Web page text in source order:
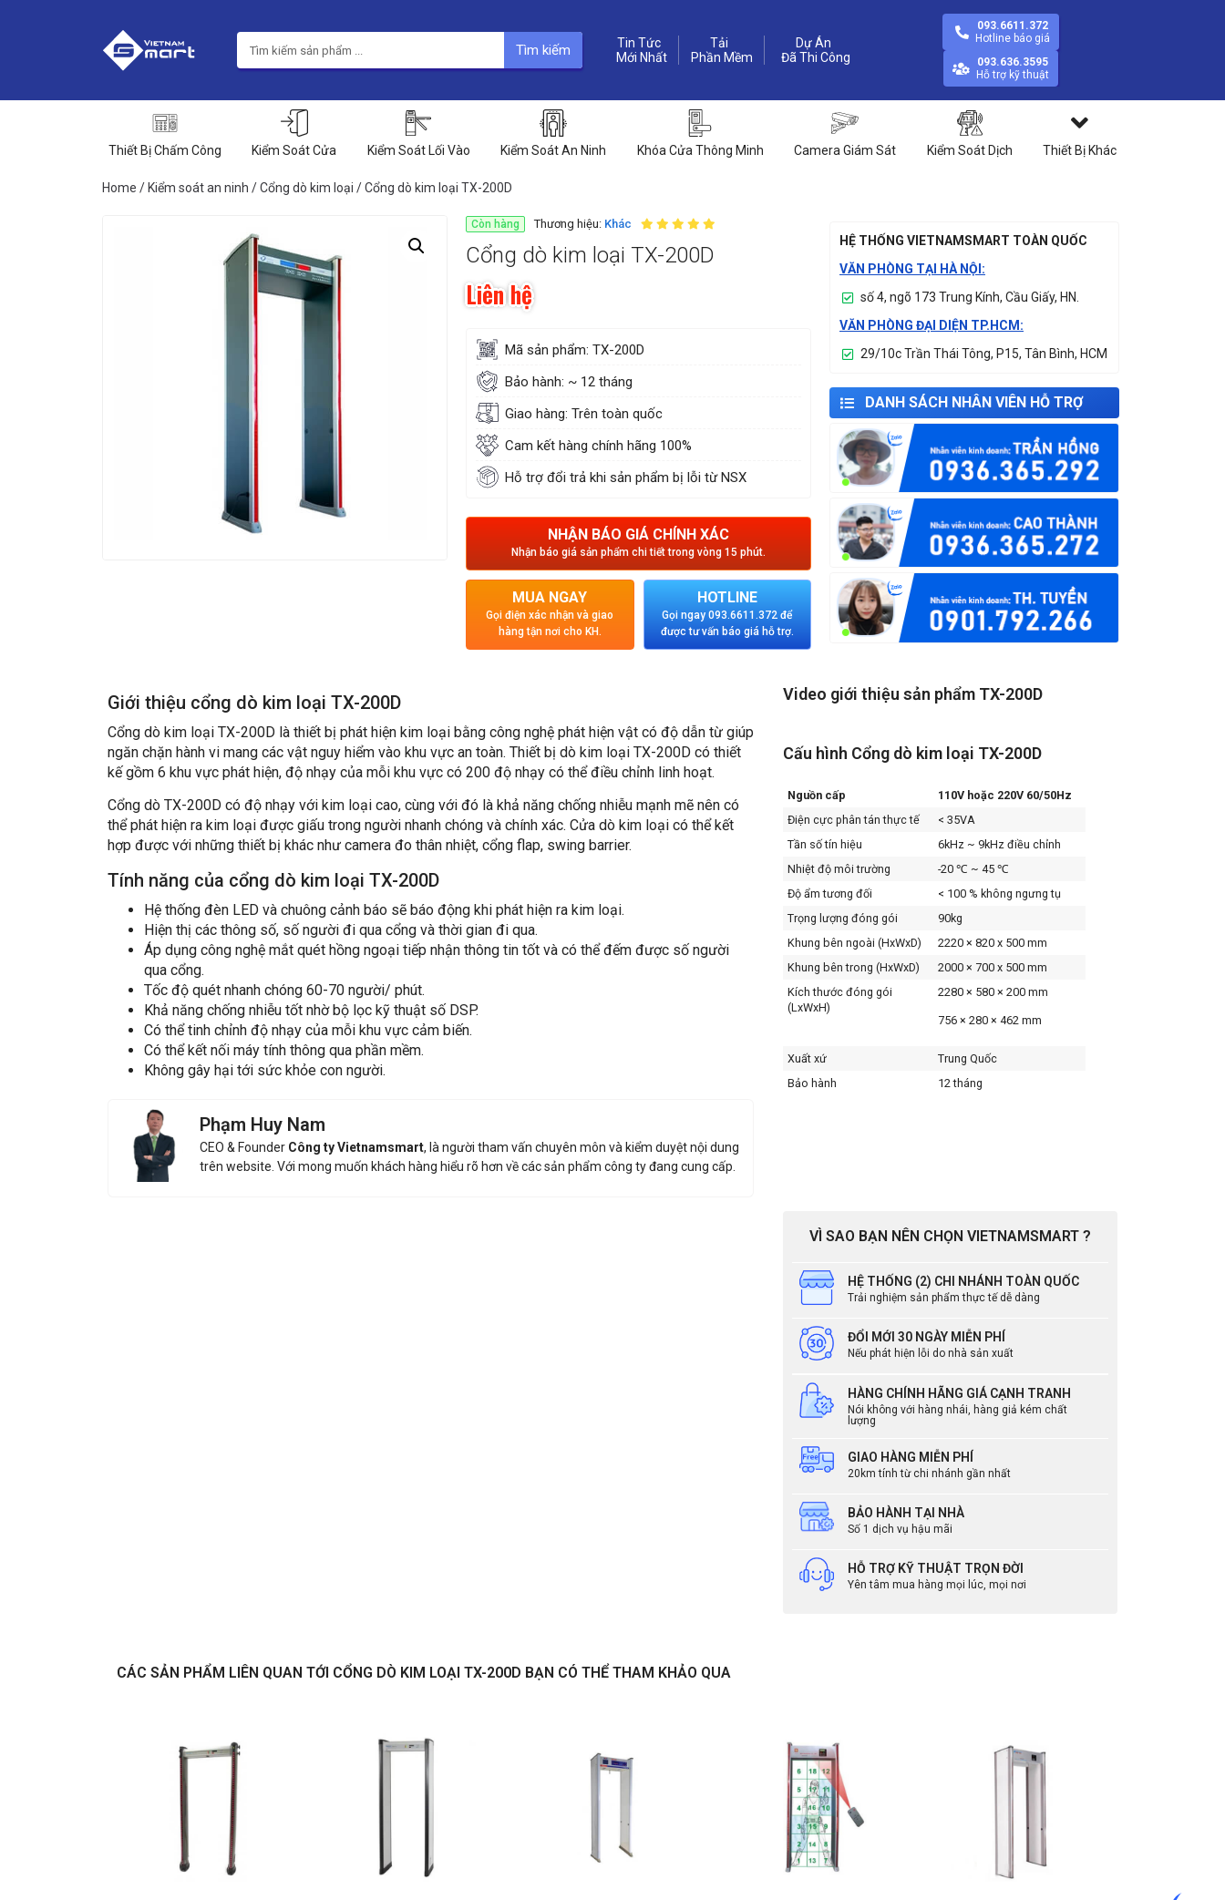
Tìm kiếm
Tin Tức
Phần Mềm
Dự Án
093.6611.372
Hotline báo giá
093.636.3595
Hỗ trợ kỹ thuật
Thiết Bị Chấm Công Kiểm Soát Cửa Kiểm Soát Lối Vào Kiểm Soát An Ninh Khóa Cửa Thông Minh Camera Giám Sát Kiểm Soát Dịch Thiết Bị Khác
Home / Kiểm soát an ninh /Cổng dò kim loại / Cổng dò kim loại TX-200D
Còn hàng Thương hiệu: Khác
Cổng dò kim loại TX-200D
Liên hệ
Mã sản phẩm: TX-200D
Bảo hành: ~ 12 tháng
Giao hàng: Trên toàn quốc
Cam kết hàng chính hãng 100%
Hỗ trợ đổi trả khi sản phẩm bị lỗi từ NSX
NHẬN BÁO GIÁ CHÍNH XÁC
Nhận báo giá sản phẩm chi tiết trong vòng 15 phút.
MUA NGAY
Gọi điện xác nhận và giao
hàng tận nơi cho KH.
HOTLINE
Gọi ngay 093.6611.372 để
được tư vấn báo giá hỗ trợ.
HỆ THỐNG VIETNAMSMART TOÀN QUỐC
VĂN PHÒNG TẠI HÀ NỘI:
số 4, ngõ 173 Trung Kính, Cầu Giấy, HN.
VĂN PHÒNG ĐẠI DIỆN TP.HCM:
29/10c Trần Thái Tông, P15, Tân Bình, HCM
DANH SÁCH NHÂN VIÊN HỖ TRỢ
Giới thiệu cổng dò kim loại TX-200D
Cổng dò kim loại TX-200D là thiết bị phát hiện kim loại bằng công nghệ phát hiện vật có độ dẫn từ giúp
ngăn chặn hành vi mang các vật nguy hiểm vào khu vực an toàn. Thiết bị dò kim loại TX-200D có thiết
kế gồm 6 khu vực phát hiện, độ nhạy của mỗi khu vực có 200 độ nhạy có thể điều chỉnh linh hoạt.
Cổng dò TX-200D có độ nhạy với kim loại cao, cùng với đó là khả năng chống nhiễu mạnh mẽ nên có
thể phát hiện ra kim loại được giấu trong người nhanh chóng và chính xác. Cửa dò kim loại có thể kết
hợp được với những thiết bị khác như camera đo thân nhiệt, cổng flap, swing barrier.
Tính năng của cổng dò kim loại TX-200D
Hệ thống đèn LED và chuông cảnh báo sẽ báo động khi phát hiện ra kim loại.
Hiện thị các thông số, số người đi qua cổng và thời gian đi qua.
Áp dụng công nghệ mắt quét hồng ngoại tiếp nhận thông tin tốt và có thể đếm được số người
qua cổng.
Tốc độ quét nhanh chóng 60-70 người/ phút.
Khả năng chống nhiễu tốt nhờ bộ lọc kỹ thuật số DSP.
Có thể tinh chỉnh độ nhạy của mỗi khu vực cảm biến.
Có thể kết nối máy tính thông qua phần mềm.
Không gây hại tới sức khỏe con người.
Phạm Huy Nam
CEO & Founder Công ty Vietnamsmart, là người tham vấn chuyên môn và kiểm duyệt nội dung
trên website. Với mong muốn khách hàng hiểu rõ hơn về các sản phẩm công ty đang cung cấp.
Video giới thiệu sản phẩm TX-200D
Cấu hình Cổng dò kim loại TX-200D
Nguồn cấp
110V hoặc 220V 60/50Hz
Điện cực phân tán thực tế
< 35VA
Tần số tín hiệu
6kHz ~ 9kHz điều chỉnh
Nhiệt độ môi trường
-20 ℃ ~ 45 ℃
Độ ẩm tương đối
< 100 % không ngưng tụ
Trọng lượng đóng gói
90kg
Khung bên ngoài (HxWxD)
2220 × 820 x 500 mm
Khung bên trong (HxWxD)
2000 × 700 x 500 mm
Kích thước đóng gói
(LxWxH)
2280 × 580 × 200 mm
756 × 280 × 462 mm
Xuất xứ
Trung Quốc
Bảo hành
12 tháng
VÌ SAO BẠN NÊN CHỌN VIETNAMSMART ?
HỆ THỐNG (2) CHI NHÁNH TOÀN QUỐC
Trải nghiệm sản phẩm thực tế dễ dàng
ĐỔI MỚI 30 NGÀY MIỄN PHÍ
Nếu phát hiện lỗi do nhà sản xuất
HÀNG CHÍNH HÃNG GIÁ CẠNH TRANH
Nói không với hàng nhái, hàng giả kém chất
lượng
GIAO HÀNG MIỄN PHÍ
20km tính từ chi nhánh gần nhất
BẢO HÀNH TẠI NHÀ
Số 1 dịch vụ hậu mãi
HỖ TRỢ KỸ THUẬT TRỌN ĐỜI
Yên tâm mua hàng mọi lúc, mọi nơi
CÁC SẢN PHẨM LIÊN QUAN TỚI CỔNG DÒ KIM LOẠI TX-200D BẠN CÓ THỂ THAM KHẢO QUA
Liên hệ